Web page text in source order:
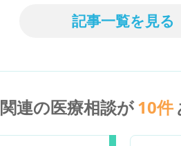
記事一覧を見る
関連の医療相談が10件